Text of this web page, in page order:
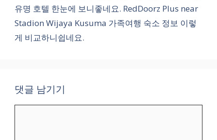
유명 호텔 한눈에 보니좋네요. RedDoorz Plus near
Stadion Wijaya Kusuma 가족여행 숙소 정보 이렇
게 비교하니쉽네요.
댓글 남기기